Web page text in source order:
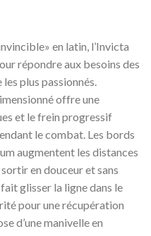
en latin, l’Invicta
répondre aux besoins des
les plus passionnés.
offre une
et le frein progressif
le combat. Les bords
augmentent les distances
en douceur et sans
glisser la ligne dans le
pour une récupération
d’une manivelle en